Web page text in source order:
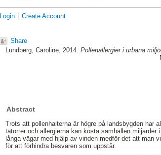
Login Create Account
Share
Lundberg, Caroline, 2014. Pollenallergier i urbana
Abstract
Trots att pollenhalterna är högre på landsbygden har
tätorter och allergierna kan kosta samhällen
långa vägar med hjälp av vinden medför det att man
för att förhindra besvären som uppstår.